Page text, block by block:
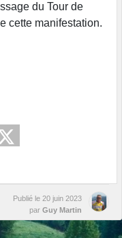
du Tour de
cette manifestation.
Publié le 20 juin 2023
par Guy Martin